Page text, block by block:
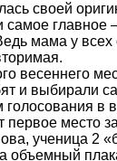
своей
самое главное
мама у
весеннего
и выбирали
голосования в
первое место
ученица 2
объемный